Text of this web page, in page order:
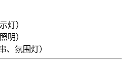
灯）
明）
、氛围灯）